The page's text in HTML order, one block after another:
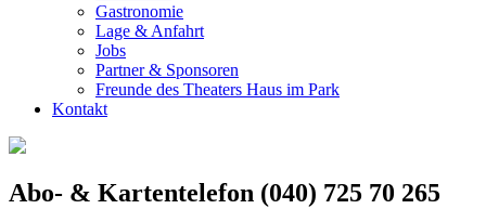
Gastronomie
Lage & Anfahrt
Jobs
Partner & Sponsoren
Freunde des Theaters Haus im Park
Kontakt
Abo- & Kartentelefon (040) 725 70 265